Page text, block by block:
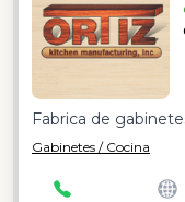
Fabrica de
Gabinetes / Cocina